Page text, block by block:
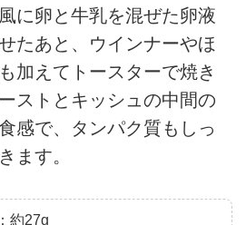
に卵と牛乳を混ぜた卵液
たあと、ウインナーやほ
加えてトースターで焼き
ストとキッシュの中間の
感で、タンパク質もしっ
ます。
約27g